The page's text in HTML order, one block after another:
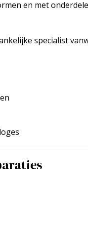
en met
specialist